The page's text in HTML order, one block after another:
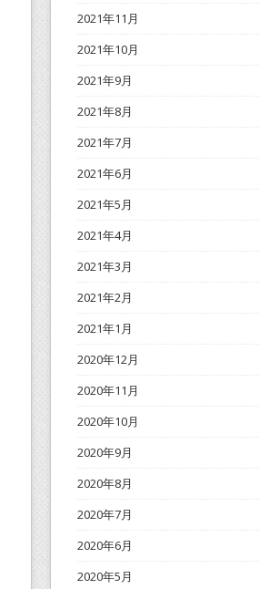
2021年11月
2021年10月
2021年9月
2021年8月
2021年7月
2021年6月
2021年5月
2021年4月
2021年3月
2021年2月
2021年1月
2020年12月
2020年11月
2020年10月
2020年9月
2020年8月
2020年7月
2020年6月
2020年5月